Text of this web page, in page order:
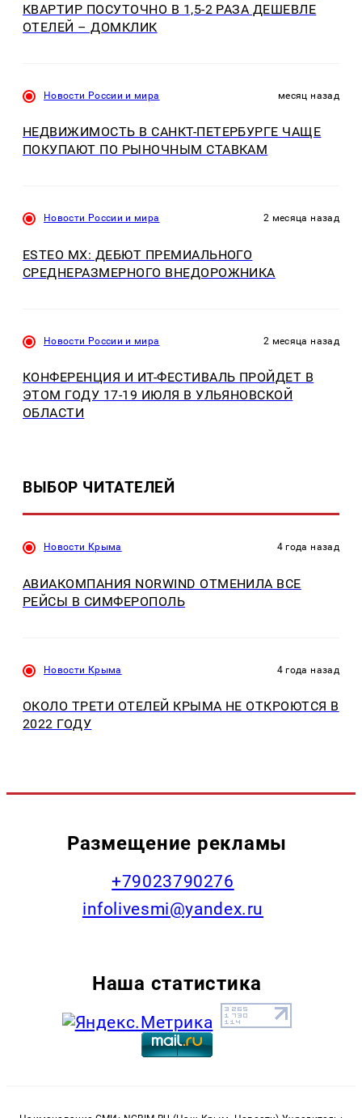
КВАРТИР ПОСУТОЧНО В 1,5-2 РАЗА ДЕШЕВЛЕ
ОТЕЛЕЙ – ДОМКЛИК
Новости России и мира месяц назад
НЕДВИЖИМОСТЬ В САНКТ-ПЕТЕРБУРГЕ ЧАЩЕ
ПОКУПАЮТ ПО РЫНОЧНЫМ СТАВКАМ
Новости России и мира 2 месяца назад
ESTEO MX: ДЕБЮТ ПРЕМИАЛЬНОГО
СРЕДНЕРАЗМЕРНОГО ВНЕДОРОЖНИКА
Новости России и мира 2 месяца назад
КОНФЕРЕНЦИЯ И ИT-ФЕСТИВАЛЬ ПРОЙДЕТ В
ЭТОМ ГОДУ 17-19 ИЮЛЯ В УЛЬЯНОВСКОЙ
ОБЛАСТИ
ВЫБОР ЧИТАТЕЛЕЙ
Новости Крыма 4 года назад
АВИАКОМПАНИЯ NORWIND ОТМЕНИЛА ВСЕ
РЕЙСЫ В СИМФЕРОПОЛЬ
Новости Крыма 4 года назад
ОКОЛО ТРЕТИ ОТЕЛЕЙ КРЫМА НЕ ОТКРОЮТСЯ В
2022 ГОДУ
Размещение рекламы
+79023790276
infolivesmi@yandex.ru
Наша статистика